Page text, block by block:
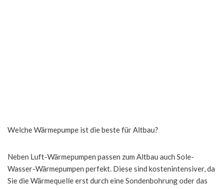
Welche Wärmepumpe ist die beste für Altbau?
Neben Luft-Wärmepumpen passen zum Altbau auch Sole-
Wasser-Wärmepumpen perfekt. Diese sind kostenintensiver, da
Sie die Wärmequelle erst durch eine Sondenbohrung oder das